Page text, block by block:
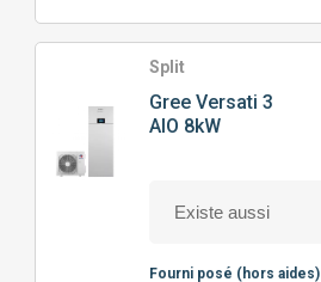
Split
Gree Versati 3
AIO 8kW
Fourni posé (hors aides)